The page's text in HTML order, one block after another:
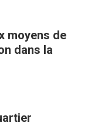
moyens de
dans la